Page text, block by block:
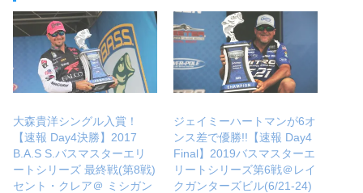
大森貴洋シングル入賞！
【速報 Day4決勝】2017
B.A.S S.バスマスターエリ
ートシリーズ 最終戦(第8戦)
セント・クレア＠ ミシガン
ジェイミーハートマンが6オ
ンス差で優勝!!【速報 Day4
Final】2019バスマスターエ
リートシリーズ第6戦＠レイ
クガンターズビル(6/21-24)